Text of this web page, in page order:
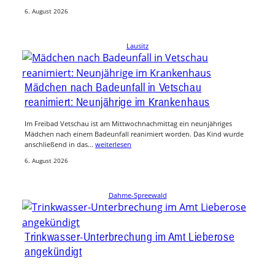
6. August 2026
Lausitz
Mädchen nach Badeunfall in Vetschau
reanimiert: Neunjährige im Krankenhaus
Im Freibad Vetschau ist am Mittwochnachmittag ein neunjähriges
Mädchen nach einem Badeunfall reanimiert worden. Das Kind wurde
anschließend in das… weiterlesen
6. August 2026
Dahme-Spreewald
Trinkwasser-Unterbrechung im Amt Lieberose
angekündigt